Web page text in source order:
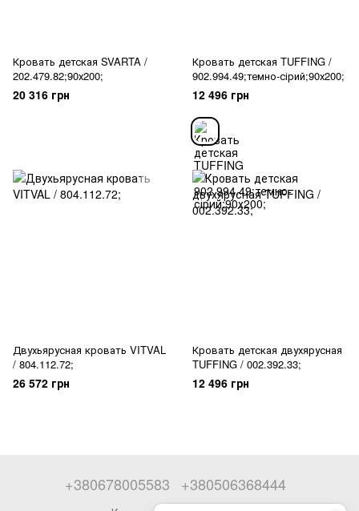
Кровать детская SVARTA /
202.479.82;90х200;
20 316 грн
Кровать детская TUFFING /
902.994.49;темно-сірий;90х200;
12 496 грн
Двухьярусная кровать VITVAL
/ 804.112.72;
26 572 грн
Кровать детская двухярусная
TUFFING / 002.392.33;
12 496 грн
+380678005583 +380506368444